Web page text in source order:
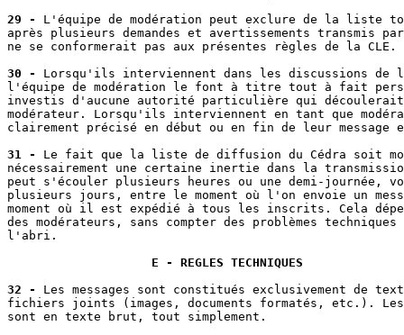
29 -
L'équipe de modération peut exclure de la liste
après plusieurs demandes et avertissements transmis
ne se conformerait pas aux présentes règles de la CLE.
30 -
Lorsqu'ils interviennent dans les discussions de la
l'équipe de modération le font à titre tout à fait
investis d'aucune autorité particulière qui
modérateur. Lorsqu'ils interviennent en tant que
clairement précisé en début ou en fin de leur message
31 -
Le fait que la liste de diffusion du Cédra soit
nécessairement une certaine inertie dans la
peut s'écouler plusieurs heures ou une demi-journée,
plusieurs jours, entre le moment où l'on envoie un
moment où il est expédié à tous les inscrits. Cela
des modérateurs, sans compter des problèmes
l'abri.
E - REGLES TECHNIQUES
32 -
Les messages sont constitués exclusivement de
fichiers joints (images, documents formatés, etc.).
sont en texte brut, tout simplement.